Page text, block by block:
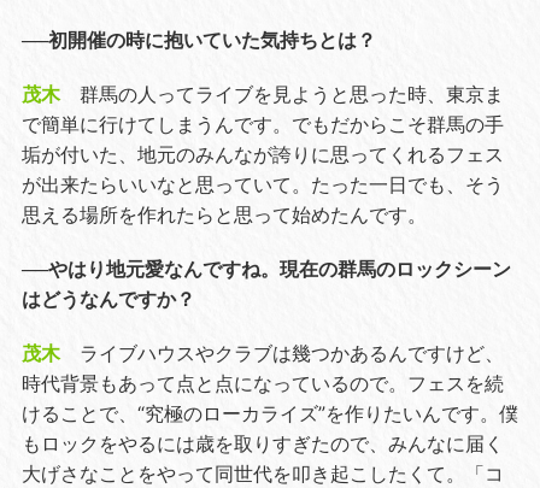
──初開催の時に抱いていた気持ちとは？
茂木群馬の人ってライブを見ようと思った時、東京ま
で簡単に行けてしまうんです。でもだからこそ群馬の手
垢が付いた、地元のみんなが誇りに思ってくれるフェス
が出来たらいいなと思っていて。たった一日でも、そう
思える場所を作れたらと思って始めたんです。
──やはり地元愛なんですね。現在の群馬のロックシーン
はどうなんですか？
茂木ライブハウスやクラブは幾つかあるんですけど、
時代背景もあって点と点になっているので。フェスを続
けることで、“究極のローカライズ”を作りたいんです。僕
もロックをやるには歳を取りすぎたので、みんなに届く
大げさなことをやって同世代を叩き起こしたくて。「コ